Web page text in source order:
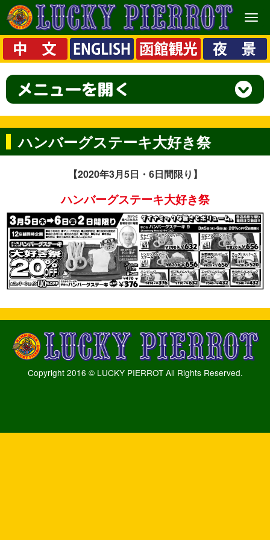
メ
ニ
ュ
ー
ハンバーグステーキ大好き祭
【2020年3月5日・6日間限り】
ハンバーグステーキ大好き祭
Copyright 2016 © LUCKY PIERROT All Rights Reserved.